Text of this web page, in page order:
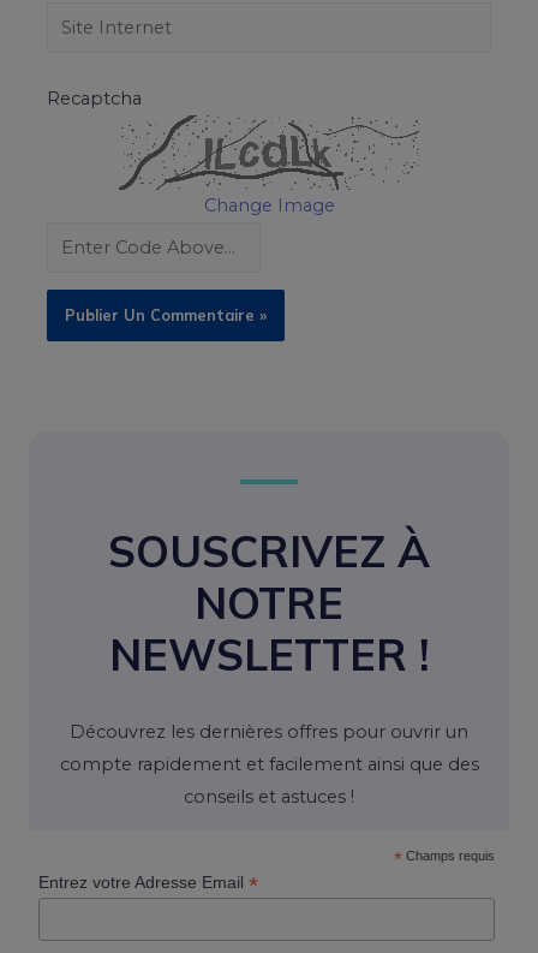
Recaptcha
Change Image
SOUSCRIVEZ À
NOTRE
NEWSLETTER !
Découvrez les dernières offres pour ouvrir un
compte rapidement et facilement ainsi que des
conseils et astuces !
* Champs requis
Entrez votre Adresse Email*